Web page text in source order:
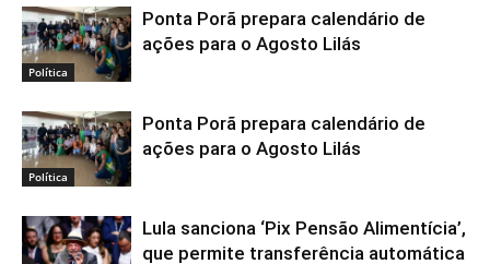
Política
Ponta Porã prepara calendário de
ações para o Agosto Lilás
Política
Ponta Porã prepara calendário de
ações para o Agosto Lilás
Lula sanciona ‘Pix Pensão Alimentícia’,
que permite transferência automática